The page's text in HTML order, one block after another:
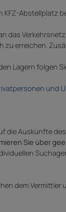
Abstellplatz
das
zu erreichen.
Lagern folgen
und
die Auskünfte
Sie über
dem